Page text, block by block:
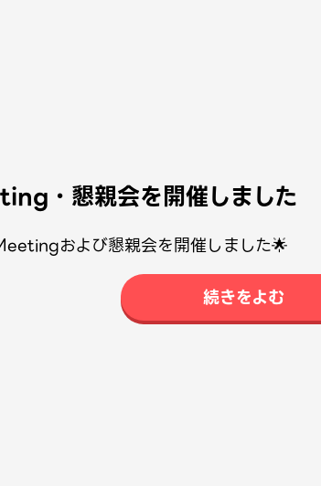
・懇親会を開催しました
および懇親会を開催しました🌟
続きをよむ